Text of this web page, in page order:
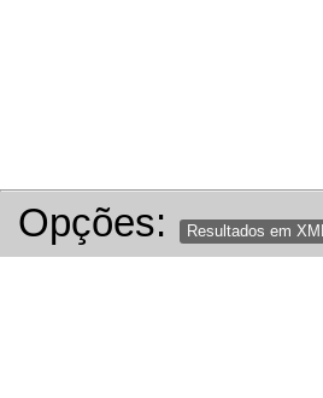
Opções: Resultados em XML